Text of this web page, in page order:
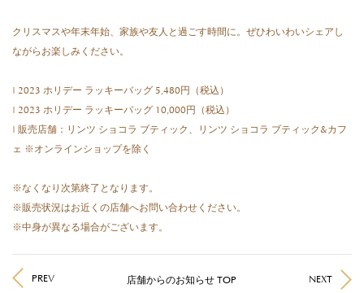
クリスマスや年末年始、家族や友人と過ごす時間に。ぜひわいわいシェアし
ながらお楽しみください。
| 2023 ホリデー ラッキーバッグ 5,480円（税込）
| 2023 ホリデー ラッキーバッグ 10,000円（税込）
| 販売店舗：リンツ ショコラ ブティック、リンツ ショコラ ブティック&カフ
ェ ※オンラインショップを除く
※なくなり次第終了となります。
※販売状況はお近くの店舗へお問い合わせください。
※中身が異なる場合がございます。
PREV 店舗からのお知らせ TOP NEXT